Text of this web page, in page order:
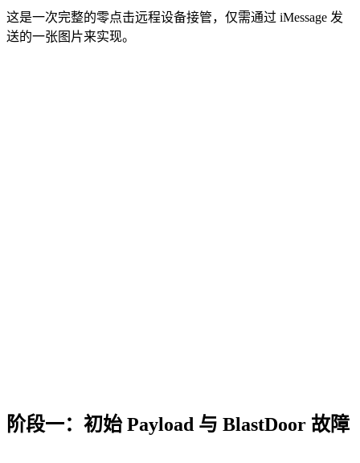
这是一次完整的零点击远程设备接管，仅需通过 iMessage 发
送的一张图片来实现。
阶段一：初始 Payload 与 BlastDoor 故障